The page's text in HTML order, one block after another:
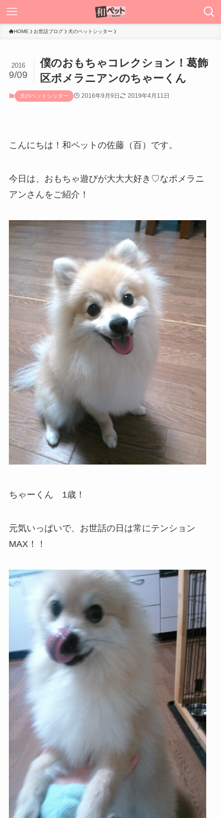
HOME お世話ブログ 犬のペットシッター
僕のおもちゃコレクション！葛飾
区ポメラニアンのちゃーくん
2016
9/09
犬のペットシッター 2016年9月9日 2019年4月11日
こんにちは！和ペットの佐藤（百）です。
今日は、おもちゃ遊びが大大大好き♡なポメラニ
アンさんをご紹介！
ちゃーくん 1歳！
元気いっぱいで、お世話の日は常にテンション
MAX！！